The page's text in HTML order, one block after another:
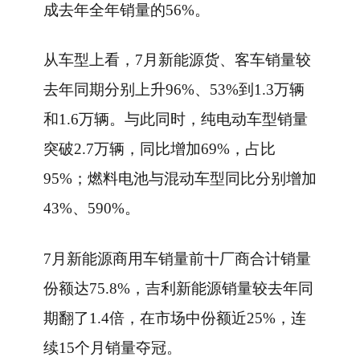
成去年全年销量的56%。
从车型上看，7月新能源货、客车销量较
去年同期分别上升96%、53%到1.3万辆
和1.6万辆。与此同时，纯电动车型销量
突破2.7万辆，同比增加69%，占比
95%；燃料电池与混动车型同比分别增加
43%、590%。
7月新能源商用车销量前十厂商合计销量
份额达75.8%，吉利新能源销量较去年同
期翻了1.4倍，在市场中份额近25%，连
续15个月销量夺冠。